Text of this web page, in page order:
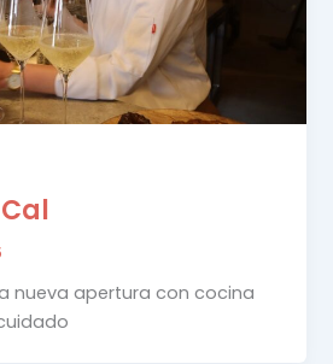
nueva apertura con cocina